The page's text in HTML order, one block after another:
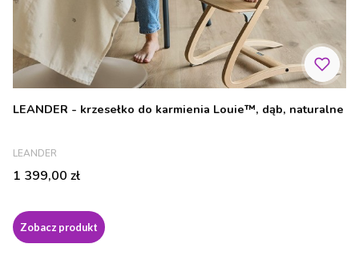
LEANDER - krzesełko do karmienia Louie™, dąb, naturalne
PRODUCENT
LEANDER
Cena
1 399,00 zł
Zobacz produkt